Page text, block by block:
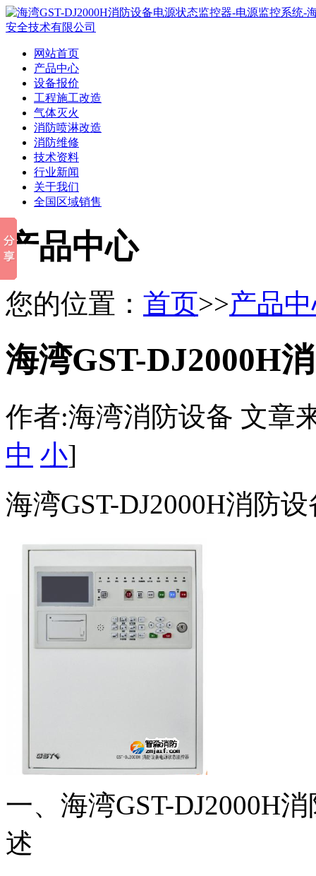
网站首页
产品中心
设备报价
工程施工改造
气体灭火
消防喷淋改造
消防维修
技术资料
行业新闻
关于我们
全国区域销售
产品中心
您的位置： 首页>>产品
海湾GST-DJ2000H
作者:海湾消防设备 文章
中 小]
海湾GST-DJ2000H消防
一、海湾GST-DJ2000H
述